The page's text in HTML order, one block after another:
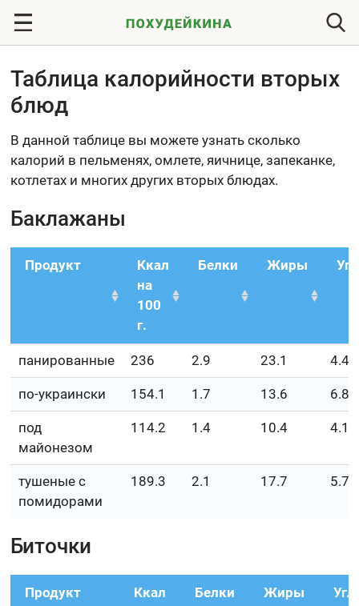
Таблица калорийности вторых
блюд
В данной таблице вы можете узнать сколько
калорий в пельменях, омлете, яичнице, запеканке,
котлетах и многих других вторых блюдах.
Баклажаны
Продукт
Ккал
на
100
г.
Белки Жиры
панированные 236 2.9 23.1 4.4
по-украински 154.1 1.7 13.6 6.8
под
майонезом
114.2 1.4 10.4 4.1
тушеные с
помидорами
189.3 2.1 17.7 5.7
Биточки
Продукт
Ккал
Белки Жиры